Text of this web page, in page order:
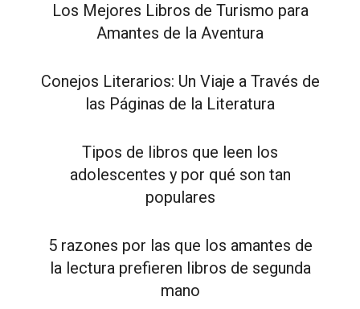
Los Mejores Libros de Turismo para
Amantes de la Aventura
Conejos Literarios: Un Viaje a Través de
las Páginas de la Literatura
Tipos de libros que leen los
adolescentes y por qué son tan
populares
5 razones por las que los amantes de
la lectura prefieren libros de segunda
mano